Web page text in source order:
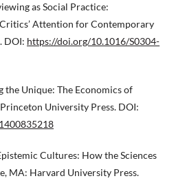
as Social Practice:
Attention for Contemporary
DOI: https://doi.org/10.1016/S0304-
the Unique: The Economics of
University Press. DOI:
Cultures: How the Sciences
MA: Harvard University Press.